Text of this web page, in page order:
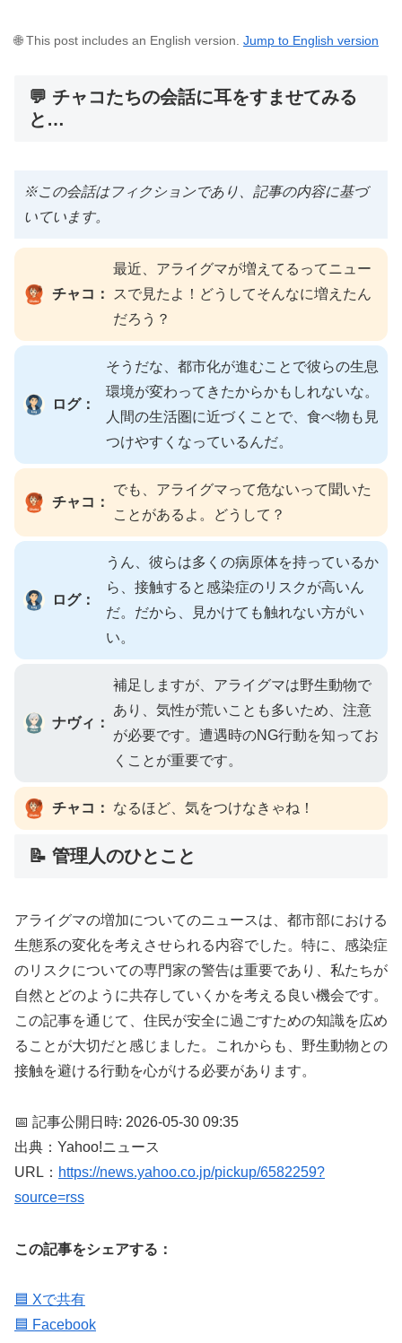
🌐 This post includes an English version. Jump to English version
💬 チャコたちの会話に耳をすませてみる
と…
※この会話はフィクションであり、記事の内容に基づ
いています。
チャコ：
最近、アライグマが増えてるってニュー
スで見たよ！どうしてそんなに増えたん
だろう？
ログ：
そうだな、都市化が進むことで彼らの生息
環境が変わってきたからかもしれないな。
人間の生活圏に近づくことで、食べ物も見
つけやすくなっているんだ。
チャコ：
でも、アライグマって危ないって聞いた
ことがあるよ。どうして？
ログ：
うん、彼らは多くの病原体を持っているか
ら、接触すると感染症のリスクが高いん
だ。だから、見かけても触れない方がい
い。
ナヴィ：
補足しますが、アライグマは野生動物で
あり、気性が荒いことも多いため、注意
が必要です。遭遇時のNG行動を知ってお
くことが重要です。
チャコ： なるほど、気をつけなきゃね！
📝 管理人のひとこと
アライグマの増加についてのニュースは、都市部における
生態系の変化を考えさせられる内容でした。特に、感染症
のリスクについての専門家の警告は重要であり、私たちが
自然とどのように共存していくかを考える良い機会です。
この記事を通じて、住民が安全に過ごすための知識を広め
ることが大切だと感じました。これからも、野生動物との
接触を避ける行動を心がける必要があります。
📅 記事公開日時: 2026-05-30 09:35
出典：Yahoo!ニュース
URL： https://news.yahoo.co.jp/pickup/6582259?
source=rss
この記事をシェアする：
🟦 Xで共有
🟦 Facebook